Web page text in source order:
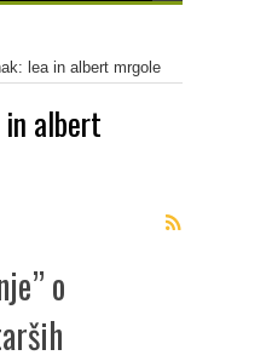
lea in albert mrgole
albert
o